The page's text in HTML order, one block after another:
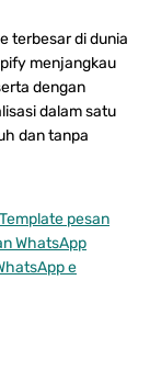
terbesar di dunia
menjangkau
dengan
dalam satu
dan tanpa
Template pesan
WhatsApp
e